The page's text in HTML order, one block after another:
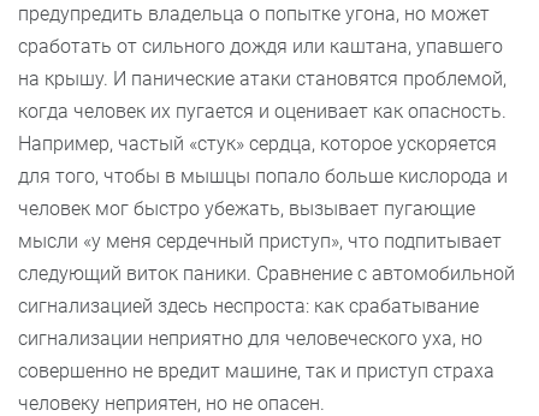
предупредить владельца о попытке угона, но может
сработать от сильного дождя или каштана, упавшего
на крышу. И панические атаки становятся проблемой,
когда человек их пугается и оценивает как опасность.
Например, частый «стук» сердца, которое ускоряется
для того, чтобы в мышцы попало больше кислорода и
человек мог быстро убежать, вызывает пугающие
мысли «у меня сердечный приступ», что подпитывает
следующий виток паники. Сравнение с автомобильной
сигнализацией здесь неспроста: как срабатывание
сигнализации неприятно для человеческого уха, но
совершенно не вредит машине, так и приступ страха
человеку неприятен, но не опасен.